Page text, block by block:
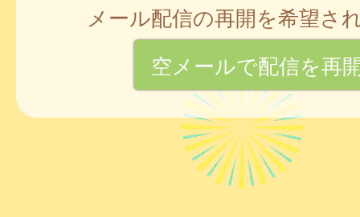
メール配信の再開を希望さ
空メールで配信を再